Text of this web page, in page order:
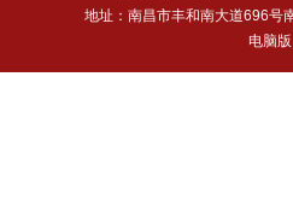
地址：南昌市丰和南大道696号
电脑版